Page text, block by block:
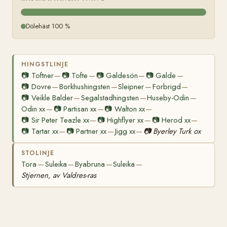
Dölehäst 100 %
HINGSTLINJE
📷 Toftner— 📷 Tofte — 📷 Galdesön— 📷 Galde —
📷 Dovre—Borkhushingsten —Sleipner—Forbrigd—
📷 Veikle Balder—Segalstadhingsten —Huseby-Odin —
Odin xx— 📷Partisan xx—📷 Walton xx—
📷 Sir Peter Teazle xx— 📷Highflyer xx— 📷 Herod xx—
📷 Tartar xx— 📷Partner xx—Jigg xx— 📷 Byerley Turk ox
STOLINJE
Tora —Suleika—Byabruna —Suleika —
Stjernen, av Valdres-ras